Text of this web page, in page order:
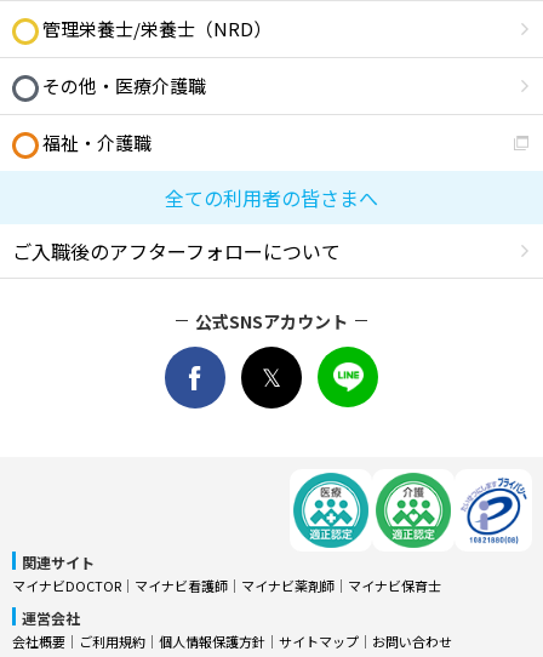
管理栄養士/栄養士（NRD）
その他・医療介護職
福祉・介護職
全ての利用者の皆さまへ
ご入職後のアフターフォローについて
公式SNSアカウント
関連サイト
マイナビDOCTOR │ マイナビ看護師 │ マイナビ薬剤師 │ マイナビ保育士
運営会社
会社概要 │ ご利用規約 │ 個人情報保護方針 │ サイトマップ │ お問い合わせ